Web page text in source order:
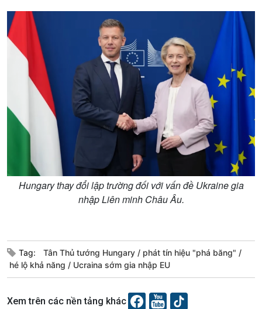
Kinh tế
Tin Kinh tế
Trước giờ mở cửa
Dòng chảy Kinh tế
Sức sống hàng Việt
Khởi nghiệp
Tuyên chiến với gian lận
Nông nghiệp & Biển đảo
Tin Nông nghiệp & Biển
Mùa vàng
Biển đảo Việt Nam
Tâm tình biên giới và hải
đảo
Tìm hiểu biển, đảo Việt
Nam
Tin Đời sống & Xã hội
360 độ Sức khỏe
Chuyển đổi Xanh
Chuyên gia của bạn
Tin Khoa học & Công nghệ
Kết nối công nghệ
Sống chung với biến đổi
Hungary thay đổi lập trường đối với vấn đề Ukraine gia
nhập Liên minh Châu Âu.
Tag: Tân Thủ tướng Hungary
phát tín hiệu "phá băng"
hé lộ khả năng
Ucraina sớm gia nhập EU
Xem trên các nền tảng khác